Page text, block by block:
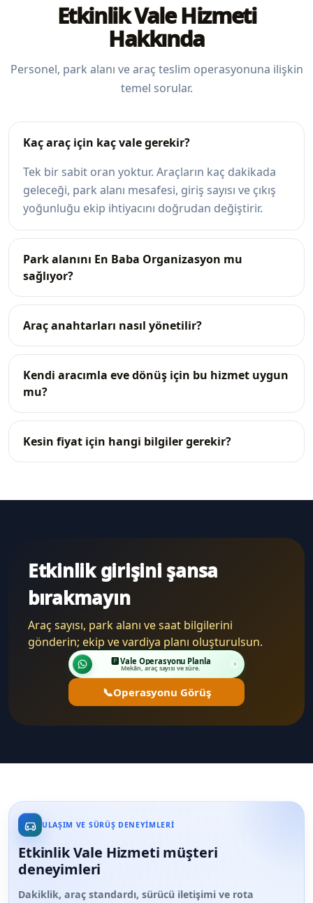
Etkinlik Vale Hizmeti
Hakkında
Personel, park alanı ve araç teslim operasyonuna ilişkin
temel sorular.
Kaç araç için kaç vale gerekir?
Tek bir sabit oran yoktur. Araçların kaç dakikada
geleceği, park alanı mesafesi, giriş sayısı ve çıkış
yoğunluğu ekip ihtiyacını doğrudan değiştirir.
Park alanını En Baba Organizasyon mu
sağlıyor?
Araç anahtarları nasıl yönetilir?
Kendi aracımla eve dönüş için bu hizmet uygun
mu?
Kesin fiyat için hangi bilgiler gerekir?
Etkinlik girişini şansa
bırakmayın
Araç sayısı, park alanı ve saat bilgilerini
gönderin; ekip ve vardiya planı oluşturulsun.
🅿️ Vale Operasyonu Planla
Mekân, araç sayısı ve süre.
📞Operasyonu Görüş
ULAŞIM VE SÜRÜŞ DENEYIMLERI
Etkinlik Vale Hizmeti müşteri
deneyimleri
Dakiklik, araç standardı, sürücü iletişimi ve rota